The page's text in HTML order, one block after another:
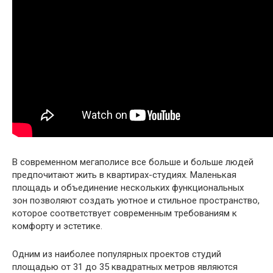
В современном мегаполисе все больше и больше людей
предпочитают жить в квартирах-студиях. Маленькая
площадь и объединение нескольких функциональных
зон позволяют создать уютное и стильное пространство,
которое соответствует современным требованиям к
комфорту и эстетике.
Одним из наиболее популярных проектов студий
площадью от 31 до 35 квадратных метров являются